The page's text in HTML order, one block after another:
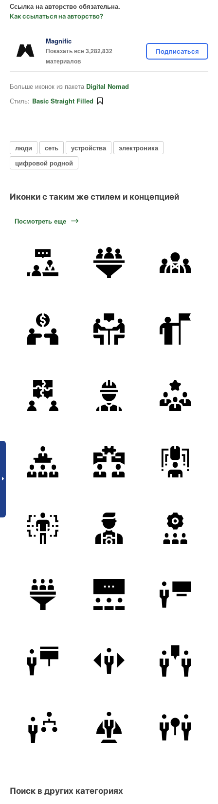
Ссылка на авторство обязательна.
Как ссылаться на авторство?
Magnific
Показать все 3,282,832
материалов
Подписаться
Больше иконок из пакета Digital Nomad
Стиль: Basic Straight Filled
люди сеть устройства
электроника
цифровой родной
Иконки с таким же стилем и концепцией
Посмотреть еще
Поиск в других категориях